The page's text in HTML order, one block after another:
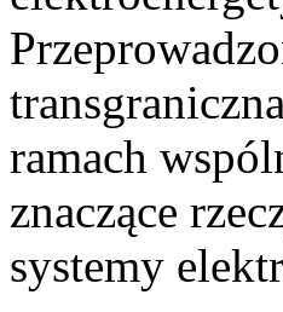
ramach
znaczące
systemy